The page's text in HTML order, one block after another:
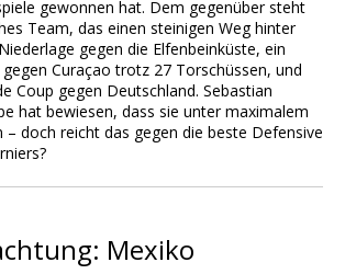
gewonnen hat. Dem gegenüber steht
Team, das einen steinigen Weg hinter
gegen die Elfenbeinküste, ein
Curaçao trotz 27 Torschüssen, und
Coup gegen Deutschland. Sebastian
hat bewiesen, dass sie unter maximalem
– doch reicht das gegen die beste Defensive
Mexiko